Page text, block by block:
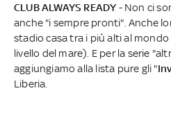
CLUB ALWAYS READY - Non ci
anche "i sempre pronti". Anche
stadio casa tra i più alti al
livello del mare). E per la serie
aggiungiamo alla lista pure gli "
Liberia.